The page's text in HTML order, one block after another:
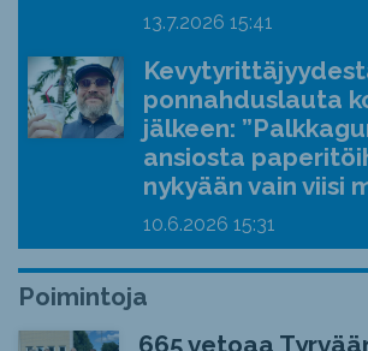
13.7.2026 15:41
ponnahduslauta
jälkeen:
ansiosta
nykyään vain viisi
10.6.2026 15:31
Poimintoja
665 vetoaa